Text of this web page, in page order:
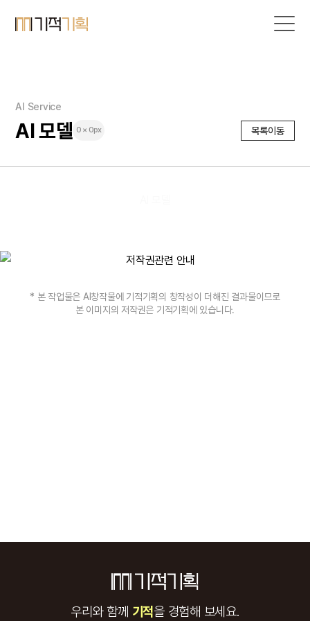
AI Service
AI 모델 0 × 0px 목록이동
* 본 작업물은 AI창작물에 기적기획의 창작성이 더해진 결과물이므로
본 이미지의 저작권은 기적기획에 있습니다.
우리와 함께 기적을 경험해 보세요.